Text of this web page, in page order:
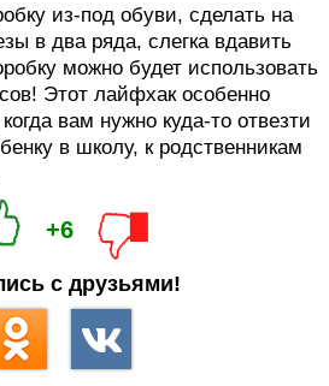
из-под обуви, сделать на
в два ряда, слегка вдавить
можно будет использовать
Этот лайфхак особенно
вам нужно куда-то отвезти
в школу, к родственникам
+6
с друзьями!